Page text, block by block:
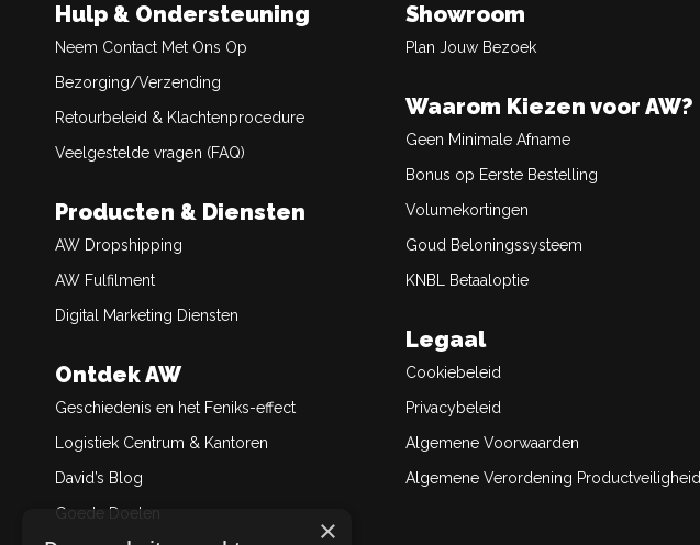
Hulp & Ondersteuning
Neem Contact Met Ons Op
Bezorging/Verzending
Retourbeleid & Klachtenprocedure
Veelgestelde vragen (FAQ)
Producten & Diensten
AW Dropshipping
AW Fulfilment
Digital Marketing Diensten
Ontdek AW
Geschiedenis en het Feniks-effect
Logistiek Centrum & Kantoren
David’s Blog
Goede Doelen
Showroom
Plan Jouw Bezoek
Waarom Kiezen voor AW?
Geen Minimale Afname
Bonus op Eerste Bestelling
Volumekortingen
Goud Beloningssysteem
KNBL Betaaloptie
Legaal
Cookiebeleid
Privacybeleid
Algemene Voorwaarden
Algemene Verordening Productveiligheid
×